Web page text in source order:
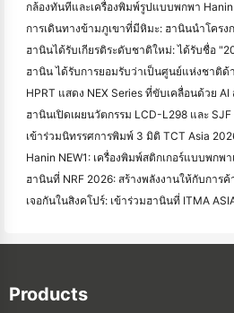
เข้าร่วมนิทรรศการพิมพ์ 3 มิติ TCT Asia
Hanin NEW1: เครื่องพิมพ์สติกเกอร์แบบพกพ
Products